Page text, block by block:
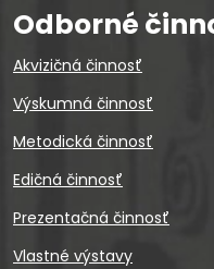
Odborné
Akvizičná činnosť
Výskumná činnosť
Metodická činnosť
Edičná činnosť
Prezentačná činnosť
Vlastné výstavy